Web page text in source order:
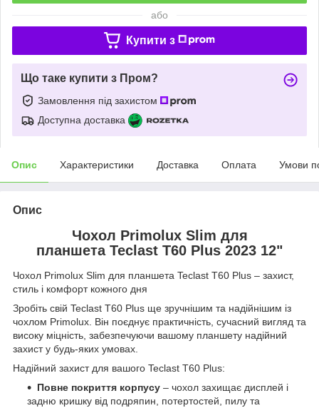
або
Купити з
Що таке купити з Пром?
Замовлення під захистом
Доступна доставка
Опис Характеристики Доставка Оплата Умови
Опис
Чохол Primolux Slim для
планшета Teclast T60 Plus 2023 12"
Чохол Primolux Slim для планшета Teclast T60 Plus – захист,
стиль і комфорт кожного дня
Зробіть свій Teclast T60 Plus ще зручнішим та надійнішим із
чохлом Primolux. Він поєднує практичність, сучасний вигляд та
високу міцність, забезпечуючи вашому планшету надійний
захист у будь-яких умовах.
Надійний захист для вашого Teclast T60 Plus:
Повне покриття корпусу – чохол захищає дисплей і
задню кришку від подряпин, потертостей, пилу та